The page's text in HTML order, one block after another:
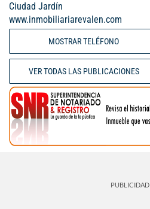
Ciudad Jardín
www.inmobiliariarevalen.com
MOSTRAR TELÉFONO
VER TODAS LAS PUBLICACIONES
PUBLICIDAD